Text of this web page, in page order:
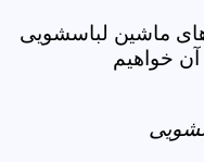
ماشین لباسشویی
خواهیم